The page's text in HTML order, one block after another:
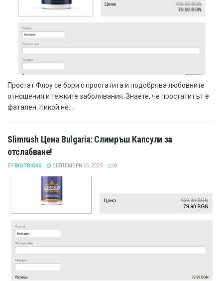
Простат Флоу се бори с простатита и подобрява любовните
отношения и тежките заболявания. Знаете, че простатитът е
фатален. Никой не...
Slimrush Цена Bulgaria: Слимръш Капсули за
отслабване!
BY BIOTRICKS СЕПТЕМВРИ 25, 2025 0